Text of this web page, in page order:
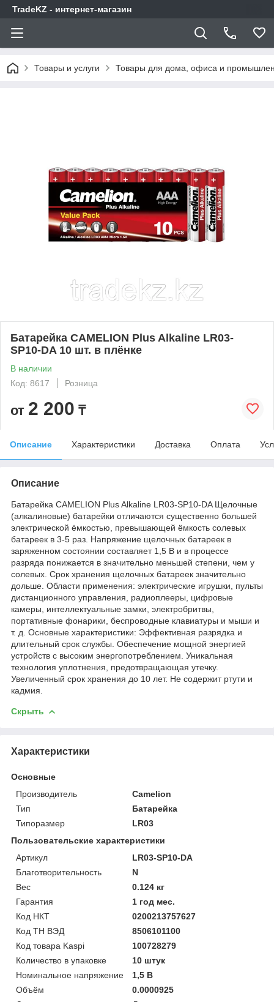
TradeKZ - интернет-магазин
Товары и услуги Товары для дома, офиса и
Батарейка CAMELION Plus Alkaline LR03-
SP10-DA 10 шт. в плёнке
В наличии
Код: 8617
Розница
от 2 200 ₸
Описание Характеристики Доставка Оплата
Описание
Батарейка CAMELION Plus Alkaline LR03-SP10-DA Щелочные
(алкалиновые) батарейки отличаются существенно большей
электрической ёмкостью, превышающей ёмкость солевых
батареек в 3-5 раз. Напряжение щелочных батареек в
заряженном состоянии составляет 1,5 В и в процессе
разряда понижается в значительно меньшей степени, чем у
солевых. Срок хранения щелочных батареек значительно
дольше. Области применения: электрические игрушки, пульты
дистанционного управления, радиоплееры, цифровые
камеры, интеллектуальные замки, электробритвы,
портативные фонарики, беспроводные клавиатуры и мыши и
т. д. Основные характеристики: Эффективная разрядка и
длительный срок службы. Обеспечение мощной энергией
устройств с высоким энергопотреблением. Уникальная
технология уплотнения, предотвращающая утечку.
Увеличенный срок хранения до 10 лет. Не содержит ртути и
кадмия.
Скрыть
Характеристики
Основные
Производитель
Camelion
Тип
Батарейка
Типоразмер
LR03
Пользовательские характеристики
Артикул
LR03-SP10-DA
Благотворительность
N
Вес
0.124 кг
Гарантия
1 год мес.
Код НКТ
0200213757627
Код ТН ВЭД
8506101100
Код товара Kaspi
100728279
Количество в упаковке
10 штук
Номинальное напряжение
1,5 В
Объём
0.0000925